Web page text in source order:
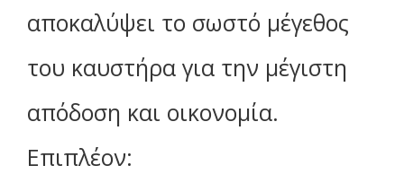
αποκαλύψει το σωστό μέγεθος
του καυστήρα για την μέγιστη
απόδοση και οικονομία.
Επιπλέον: